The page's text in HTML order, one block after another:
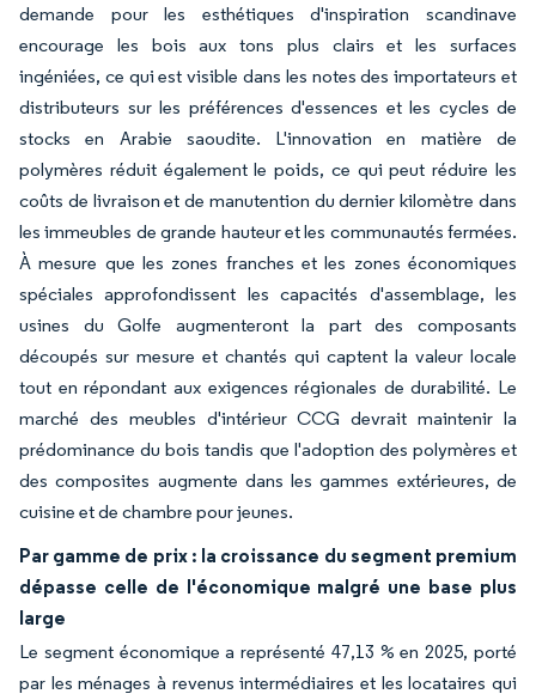
demande pour les esthétiques d'inspiration scandinave
encourage les bois aux tons plus clairs et les surfaces
ingéniées, ce qui est visible dans les notes des importateurs et
distributeurs sur les préférences d'essences et les cycles de
stocks en Arabie saoudite. L'innovation en matière de
polymères réduit également le poids, ce qui peut réduire les
coûts de livraison et de manutention du dernier kilomètre dans
les immeubles de grande hauteur et les communautés fermées.
À mesure que les zones franches et les zones économiques
spéciales approfondissent les capacités d'assemblage, les
usines du Golfe augmenteront la part des composants
découpés sur mesure et chantés qui captent la valeur locale
tout en répondant aux exigences régionales de durabilité. Le
marché des meubles d'intérieur CCG devrait maintenir la
prédominance du bois tandis que l'adoption des polymères et
des composites augmente dans les gammes extérieures, de
cuisine et de chambre pour jeunes.
Par gamme de prix : la croissance du segment premium
dépasse celle de l'économique malgré une base plus
large
Le segment économique a représenté 47,13 % en 2025, porté
par les ménages à revenus intermédiaires et les locataires qui